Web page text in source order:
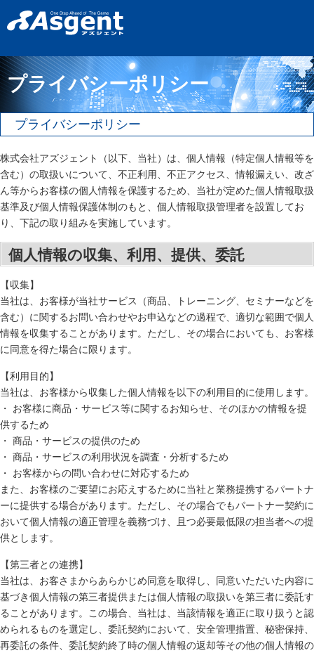
プライバシーポリシー
プライバシーポリシー
株式会社アズジェント（以下、当社）は、個人情報（特定個人情報等を
含む）の取扱いについて、不正利用、不正アクセス、情報漏えい、改ざ
ん等からお客様の個人情報を保護するため、当社が定めた個人情報取扱
基準及び個人情報保護体制のもと、個人情報取扱管理者を設置してお
り、下記の取り組みを実施しています。
個人情報の収集、利用、提供、委託
【収集】
当社は、お客様が当社サービス（商品、トレーニング、セミナーなどを
含む）に関するお問い合わせやお申込などの過程で、適切な範囲で個人
情報を収集することがあります。ただし、その場合においても、お客様
に同意を得た場合に限ります。
【利用目的】
当社は、お客様から収集した個人情報を以下の利用目的に使用します。
・ お客様に商品・サービス等に関するお知らせ、そのほかの情報を提
供するため
・ 商品・サービスの提供のため
・ 商品・サービスの利用状況を調査・分析するため
・ お客様からの問い合わせに対応するため
また、お客様のご要望にお応えするために当社と業務提携するパートナ
ーに提供する場合があります。ただし、その場合でもパートナー契約に
おいて個人情報の適正管理を義務づけ、且つ必要最低限の担当者への提
供とします。
【第三者との連携】
当社は、お客さまからあらかじめ同意を取得し、同意いただいた内容に
基づき個人情報の第三者提供または個人情報の取扱いを第三者に委託す
ることがあります。この場合、当社は、当該情報を適正に取り扱うと認
められるものを選定し、委託契約において、安全管理措置、秘密保持、
再委託の条件、委託契約終了時の個人情報の返却等その他の個人情報の